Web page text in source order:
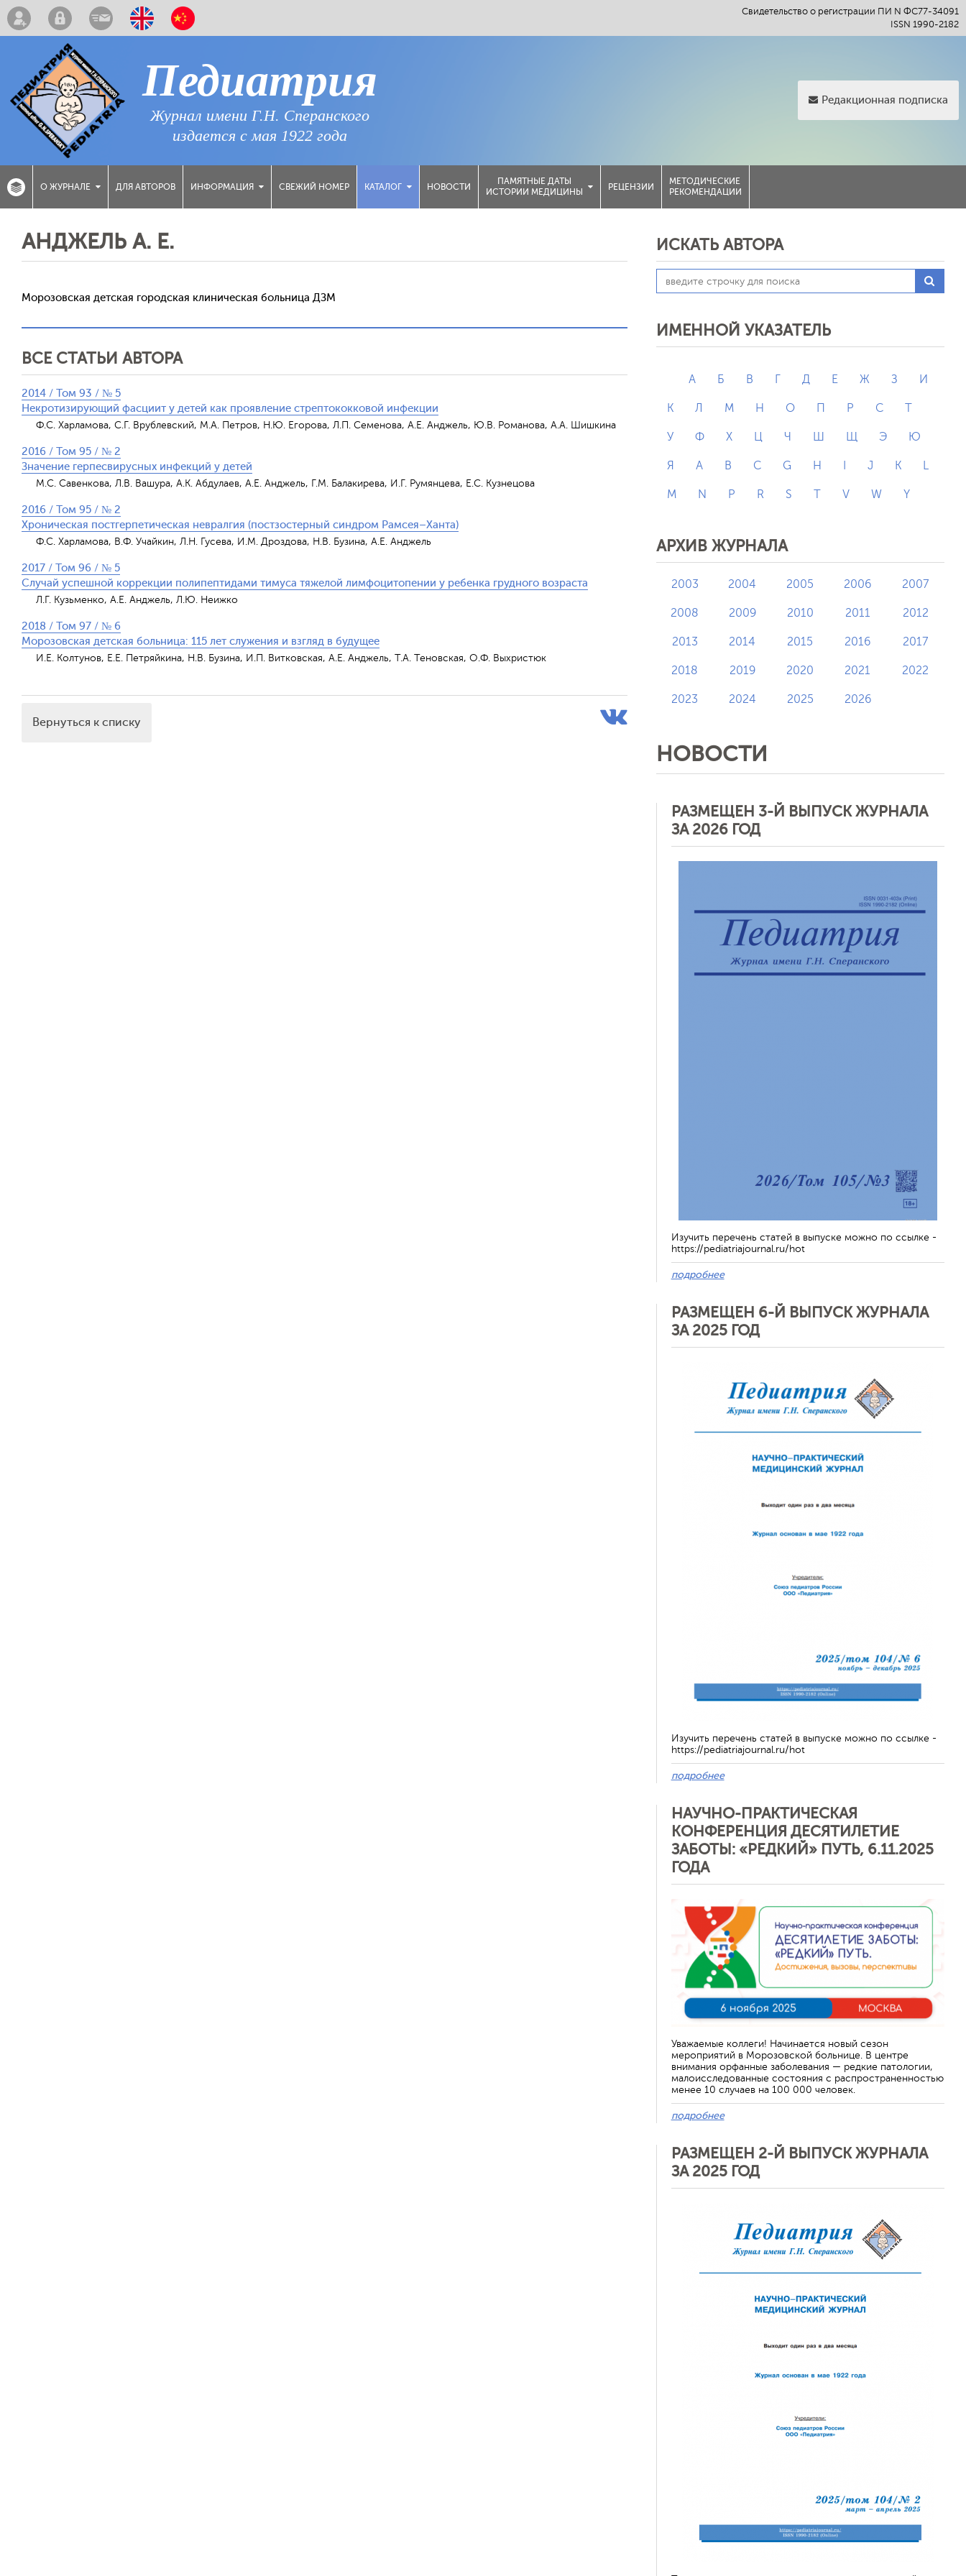
Свидетельство о регистрации ПИ N ФС77-34091
ISSN 1990-2182
Педиатрия
Журнал имени Г.Н. Сперанского
издается с мая 1922 года
Редакционная подписка
О ЖУРНАЛЕ ДЛЯ АВТОРОВ ИНФОРМАЦИЯ СВЕЖИЙ НОМЕР КАТАЛОГ НОВОСТИ
ПАМЯТНЫЕ ДАТЫ
ИСТОРИИ МЕДИЦИНЫ
РЕЦЕНЗИИ
МЕТОДИЧЕСКИЕ
РЕКОМЕНДАЦИИ
АНДЖЕЛЬ А. Е.
Морозовская детская городская клиническая больница ДЗМ
ВСЕ СТАТЬИ АВТОРА
2014 / Том 93 / № 5
Некротизирующий фасциит у детей как проявление стрептококковой инфекции
Ф.С. Харламова, С.Г. Врублевский, М.А. Петров, Н.Ю. Егорова, Л.П. Семенова, А.Е. Анджель, Ю.В. Романова, А.А. Шишкина
2016 / Том 95 / № 2
Значение герпесвирусных инфекций у детей
М.С. Савенкова, Л.В. Вашура, А.К. Абдулаев, А.Е. Анджель, Г.М. Балакирева, И.Г. Румянцева, Е.С. Кузнецова
2016 / Том 95 / № 2
Хроническая постгерпетическая невралгия (постзостерный синдром Рамсея–Ханта)
Ф.С. Харламова, В.Ф. Учайкин, Л.Н. Гусева, И.М. Дроздова, Н.В. Бузина, А.Е. Анджель
2017 / Том 96 / № 5
Случай успешной коррекции полипептидами тимуса тяжелой лимфоцитопении у ребенка грудного возраста
Л.Г. Кузьменко, А.Е. Анджель, Л.Ю. Неижко
2018 / Том 97 / № 6
Морозовская детская больница: 115 лет служения и взгляд в будущее
И.Е. Колтунов, Е.Е. Петряйкина, Н.В. Бузина, И.П. Витковская, А.Е. Анджель, Т.А. Теновская, О.Ф. Выхристюк
Вернуться к списку
ИСКАТЬ АВТОРА
ИМЕННОЙ УКАЗАТЕЛЬ
А Б В Г Д Е Ж З И
К Л М Н О П Р С Т
У Ф Х Ц Ч Ш Щ Э Ю
Я A B C G H J K L
M N P R S T V W Y
АРХИВ ЖУРНАЛА
2003 2004 2005 2006 2007
2008 2009 2010 2011 2012
2013 2014 2015 2016 2017
2018 2019 2020 2021 2022
2023 2024 2025 2026
НОВОСТИ
РАЗМЕЩЕН 3-Й ВЫПУСК ЖУРНАЛА
ЗА 2026 ГОД
Изучить перечень статей в выпуске можно по ссылке -
https://pediatriajournal.ru/hot
подробнее
РАЗМЕЩЕН 6-Й ВЫПУСК ЖУРНАЛА
ЗА 2025 ГОД
Изучить перечень статей в выпуске можно по ссылке -
https://pediatriajournal.ru/hot
подробнее
НАУЧНО-ПРАКТИЧЕСКАЯ
КОНФЕРЕНЦИЯ ДЕСЯТИЛЕТИЕ
ЗАБОТЫ: «РЕДКИЙ» ПУТЬ, 6.11.2025
ГОДА
Уважаемые коллеги! Начинается новый сезон
мероприятий в Морозовской больнице. В центре
внимания орфанные заболевания — редкие патологии,
малоисследованные состояния с распространенностью
менее 10 случаев на 100 000 человек.
подробнее
РАЗМЕЩЕН 2-Й ВЫПУСК ЖУРНАЛА
ЗА 2025 ГОД
Отменить